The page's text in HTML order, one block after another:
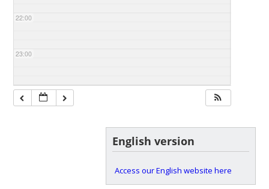
22:00
23:00
English version
Access our English website here